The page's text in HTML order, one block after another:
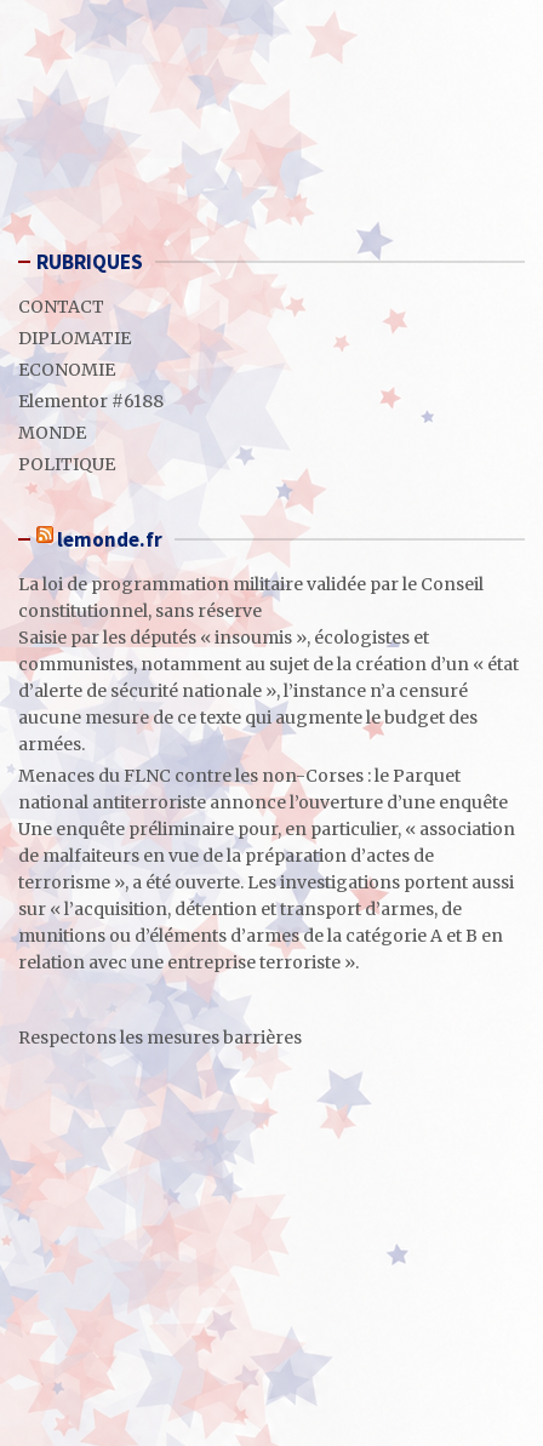
RUBRIQUES
CONTACT
DIPLOMATIE
ECONOMIE
Elementor #6188
MONDE
POLITIQUE
lemonde.fr
La loi de programmation militaire validée par le Conseil
constitutionnel, sans réserve
Saisie par les députés « insoumis », écologistes et
communistes, notamment au sujet de la création d’un « état
d’alerte de sécurité nationale », l’instance n’a censuré
aucune mesure de ce texte qui augmente le budget des
armées.
Menaces du FLNC contre les non-Corses : le Parquet
national antiterroriste annonce l’ouverture d’une enquête
Une enquête préliminaire pour, en particulier, « association
de malfaiteurs en vue de la préparation d’actes de
terrorisme », a été ouverte. Les investigations portent aussi
sur « l’acquisition, détention et transport d’armes, de
munitions ou d’éléments d’armes de la catégorie A et B en
relation avec une entreprise terroriste ».
Respectons les mesures barrières